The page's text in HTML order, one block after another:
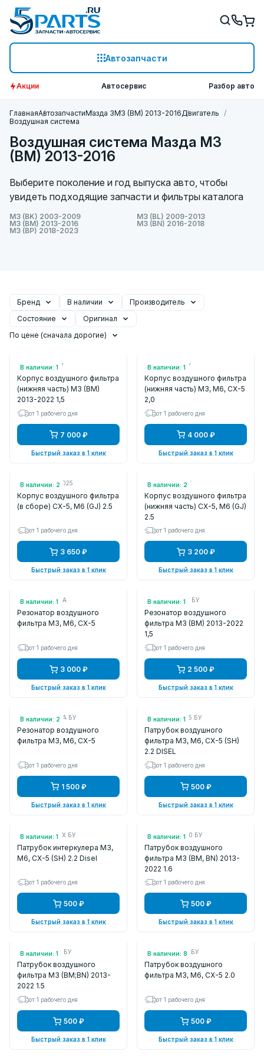
Автозапчасти
Акции Автосервис Разбор авто
ГлавнаяАвтозапчастиМазда 3M3 (BM) 2013-2016Двигатель
Воздушная система
Воздушная система Мазда M3
(BM) 2013-2016
Выберите поколение и год выпуска авто, чтобы
увидеть подходящие запчасти и фильтры каталога
M3 (BK) 2003-2009
M3 (BL) 2009-2013
M3 (BM) 2013-2016
M3 (BN) 2016-2018
M3 (BP) 2018-2023
Бренд В наличии
Производитель
Состояние
Оригинал
По цене (сначала дорогие)
В наличии: 1
Арт.: P501133AY
Корпус воздушного фильтра
(нижняя часть) M3 (BM)
2013-2022 1,5
от 1 рабочего дня
7 000 ₽
Быстрый заказ в 1 клик
В наличии: 1
Арт.: PE01133AY
Корпус воздушного фильтра
(нижняя часть) M3, M6, CX-5
2,0
от 1 рабочего дня
4 000 ₽
Быстрый заказ в 1 клик
В наличии: 2
Арт.: FLMZ640025
Корпус воздушного фильтра
(в сборе) CX-5, M6 (GJ) 2.5
от 1 рабочего дня
3 650 ₽
Быстрый заказ в 1 клик
В наличии: 2
Арт.: PY1A133AY
Корпус воздушного фильтра
(нижняя часть) CX-5, M6 (GJ)
2.5
от 1 рабочего дня
3 200 ₽
Быстрый заказ в 1 клик
В наличии: 1
Арт.: PE0113195A
Резонатор воздушного
фильтра M3, M6, CX-5
от 1 рабочего дня
3 000 ₽
Быстрый заказ в 1 клик
В наличии: 1
Арт.: P50113195 БУ
Резонатор воздушного
фильтра M3 (BM) 2013-2022
1,5
от 1 рабочего дня
2 500 ₽
Быстрый заказ в 1 клик
В наличии: 2
Арт.: PE0113195A БУ
Резонатор воздушного
фильтра M3, M6, CX-5
от 1 рабочего дня
1 500 ₽
Быстрый заказ в 1 клик
В наличии: 1
Арт.: SH0113225 БУ
Патрубок воздушного
фильтра M3, M6, CX-5 (SH)
2.2 DISEL
от 1 рабочего дня
500 ₽
Быстрый заказ в 1 клик
В наличии: 1
Арт.: SHY11324X БУ
Патрубок интеркулера M3,
M6, CX-5 (SH) 2.2 Disel
от 1 рабочего дня
500 ₽
Быстрый заказ в 1 клик
В наличии: 1
Арт.: Z6E513220 БУ
Патрубок воздушного
фильтра M3 (BM, BN) 2013-
2022 1.6
от 1 рабочего дня
500 ₽
Быстрый заказ в 1 клик
В наличии: 1
Арт.: P50113221 БУ
Патрубок воздушного
фильтра M3 (BM;BN) 2013-
2022 1.5
от 1 рабочего дня
500 ₽
Быстрый заказ в 1 клик
В наличии: 8
Арт.: PE0113221 БУ
Патрубок воздушного
фильтра M3, M6, CX-5 2.0
от 1 рабочего дня
500 ₽
Быстрый заказ в 1 клик